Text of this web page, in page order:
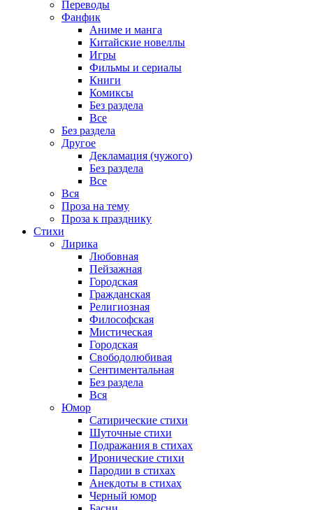
Переводы
Фанфик
Аниме и манга
Китайские новеллы
Игры
Фильмы и сериалы
Книги
Комиксы
Без раздела
Все
Без раздела
Другое
Декламация (чужого)
Без раздела
Все
Вся
Проза на тему
Проза к празднику
Стихи
Лирика
Любовная
Пейзажная
Городская
Гражданская
Религиозная
Философская
Мистическая
Городская
Свободолюбивая
Сентиментальная
Без раздела
Вся
Юмор
Сатирические стихи
Шуточные стихи
Подражания в стихах
Иронические стихи
Пародии в стихах
Анекдоты в стихах
Черный юмор